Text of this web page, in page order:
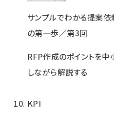
サンプルでわかる提案依
の第一歩／第3回
RFP作成のポイントを
しながら解説する
KPI